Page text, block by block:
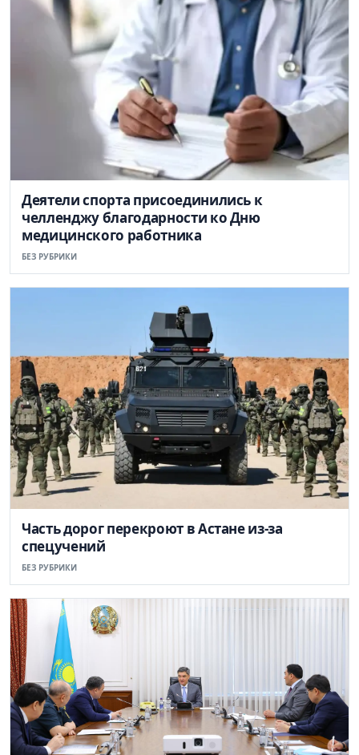
Деятели спорта присоединились к
челленджу благодарности ко Дню
медицинского работника
БЕЗ РУБРИКИ
Часть дорог перекроют в Астане из-за
спецучений
БЕЗ РУБРИКИ